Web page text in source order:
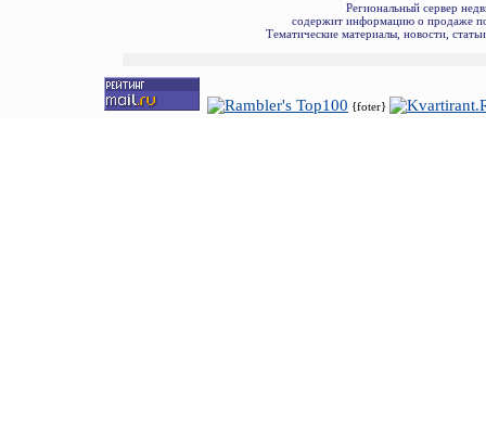
Региональный сервер
содержит информацию о продаже
Тематические материалы, новости,
{foter}